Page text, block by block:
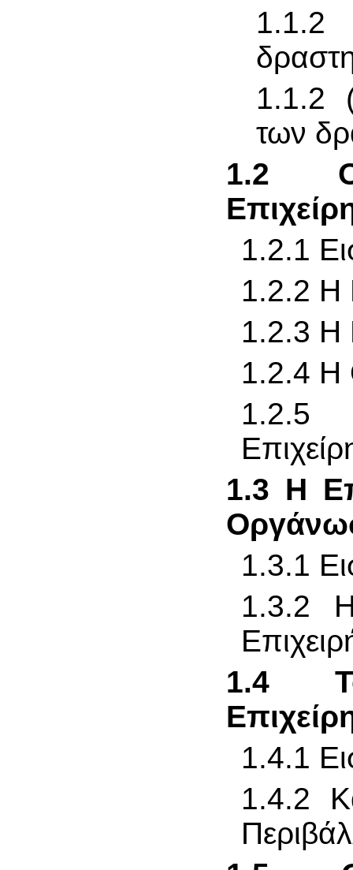
1.1.2
των
1.2
1.2.1
1.2.2 Η
1.2.3 Η
1.2.4 Η
1.2.5
1.3 Η
1.3.1
1.3.2
1.4
1.4.1
1.4.2